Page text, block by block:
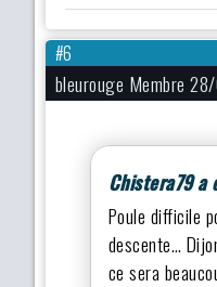
#6
bleurouge Membre
Chistera79 a
Poule difficile
descente…
ce sera